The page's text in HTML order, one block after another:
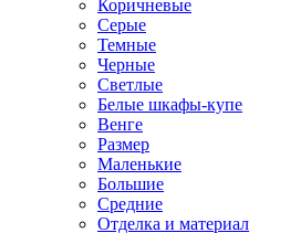
Коричневые
Серые
Темные
Черные
Светлые
Белые шкафы-купе
Венге
Размер
Маленькие
Большие
Средние
Отделка и материал